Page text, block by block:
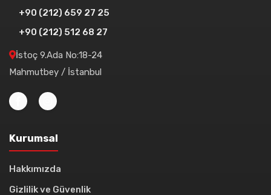
+90 (212) 659 27 25
+90 (212) 512 68 27
İstoç 9.Ada No:18-24
Mahmutbey / İstanbul
Kurumsal
Hakkımızda
Gizlilik ve Güvenlik